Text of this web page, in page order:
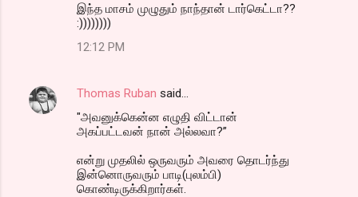
இந்த மாசம் முழுதும் நாந்தான் டார்கெட்டா??
:))))))))
12:12 PM
Thomas Ruban said…
"அவனுக்கென்ன எழுதி விட்டான்
அகப்பட்டவன் நான் அல்லவா?”
என்று முதலில் ஒருவரும் அவரை தொடர்ந்து
இன்னொருவரும் பாடி(புலம்பி)
கொண்டிருக்கிறார்கள்.